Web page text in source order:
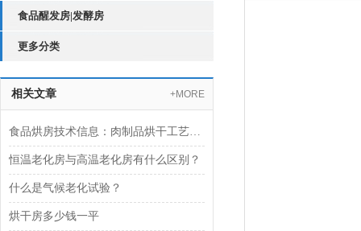
食品醒发房|发酵房
更多分类
相关文章 +MORE
食品烘房技术信息：肉制品烘干工艺的现代化应用
恒温老化房与高温老化房有什么区别？
什么是气候老化试验？
烘干房多少钱一平